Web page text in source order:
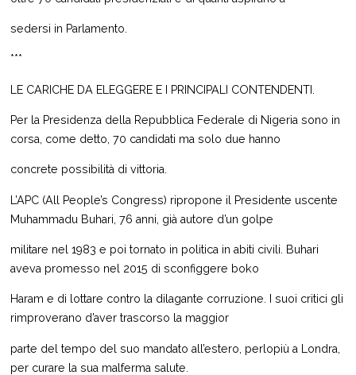
sedersi in Parlamento.
***
LE CARICHE DA ELEGGERE E I PRINCIPALI CONTENDENTI.
Per la Presidenza della Repubblica Federale di Nigeria sono in
corsa, come detto, 70 candidati ma solo due hanno
concrete possibilità di vittoria.
L’APC (All People’s Congress) ripropone il Presidente uscente
Muhammadu Buhari, 76 anni, già autore d’un golpe
militare nel 1983 e poi tornato in politica in abiti civili. Buhari
aveva promesso nel 2015 di sconfiggere boko
Haram e di lottare contro la dilagante corruzione. I suoi critici gli
rimproverano d’aver trascorso la maggior
parte del tempo del suo mandato all’estero, perlopiù a Londra,
per curare la sua malferma salute.